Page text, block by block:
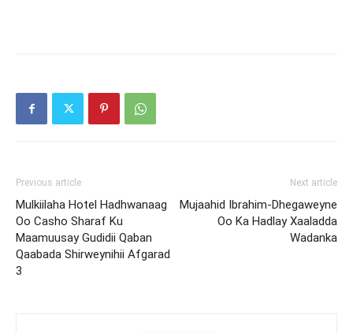
Previous article
Mulkiilaha Hotel Hadhwanaag
Oo Casho Sharaf Ku
Maamuusay Gudidii Qaban
Qaabada Shirweynihii Afgarad
3
Next article
Mujaahid Ibrahim-Dhegaweyne
Oo Ka Hadlay Xaaladda
Wadanka